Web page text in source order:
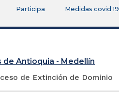
Participa Medidas covid 19
de Antioquia - Medellín
de Extinción de Dominio